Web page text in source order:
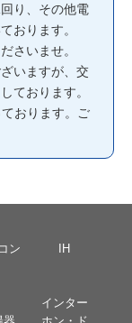
り、その他電
おります。
さいませ。
いますが、交
ております。
おります。ご
ン IH
インター